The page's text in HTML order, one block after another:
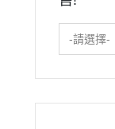
-請選擇-